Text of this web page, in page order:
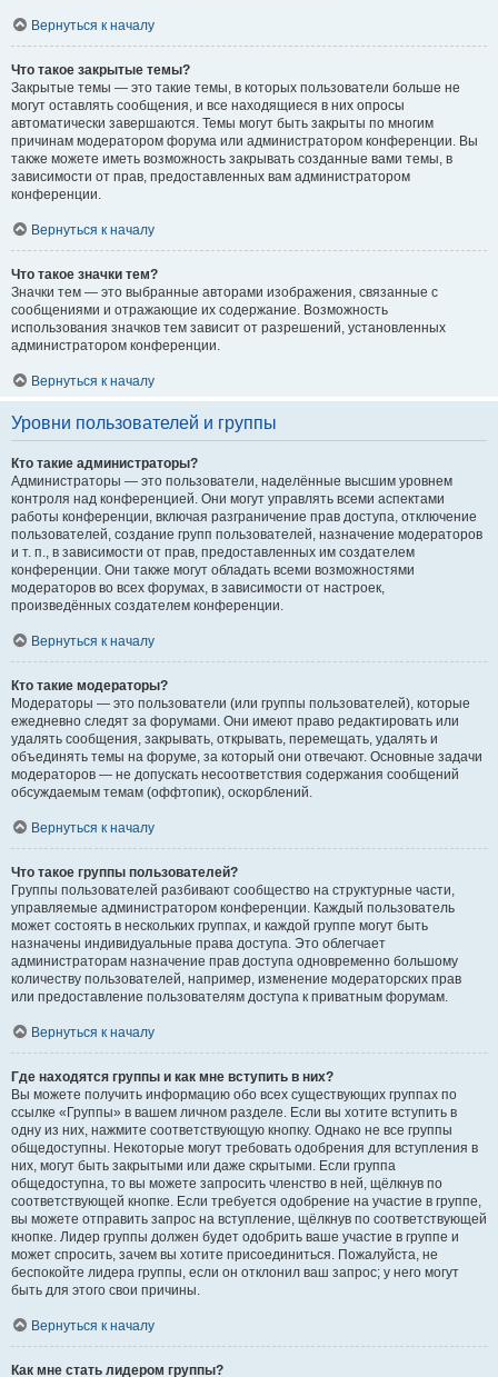
Вернуться к началу
Что такое закрытые темы?
Закрытые темы — это такие темы, в которых пользователи больше не
могут оставлять сообщения, и все находящиеся в них опросы
автоматически завершаются. Темы могут быть закрыты по многим
причинам модератором форума или администратором конференции. Вы
также можете иметь возможность закрывать созданные вами темы, в
зависимости от прав, предоставленных вам администратором
конференции.
Вернуться к началу
Что такое значки тем?
Значки тем — это выбранные авторами изображения, связанные с
сообщениями и отражающие их содержание. Возможность
использования значков тем зависит от разрешений, установленных
администратором конференции.
Вернуться к началу
Уровни пользователей и группы
Кто такие администраторы?
Администраторы — это пользователи, наделённые высшим уровнем
контроля над конференцией. Они могут управлять всеми аспектами
работы конференции, включая разграничение прав доступа, отключение
пользователей, создание групп пользователей, назначение модераторов
и т. п., в зависимости от прав, предоставленных им создателем
конференции. Они также могут обладать всеми возможностями
модераторов во всех форумах, в зависимости от настроек,
произведённых создателем конференции.
Вернуться к началу
Кто такие модераторы?
Модераторы — это пользователи (или группы пользователей), которые
ежедневно следят за форумами. Они имеют право редактировать или
удалять сообщения, закрывать, открывать, перемещать, удалять и
объединять темы на форуме, за который они отвечают. Основные задачи
модераторов — не допускать несоответствия содержания сообщений
обсуждаемым темам (оффтопик), оскорблений.
Вернуться к началу
Что такое группы пользователей?
Группы пользователей разбивают сообщество на структурные части,
управляемые администратором конференции. Каждый пользователь
может состоять в нескольких группах, и каждой группе могут быть
назначены индивидуальные права доступа. Это облегчает
администраторам назначение прав доступа одновременно большому
количеству пользователей, например, изменение модераторских прав
или предоставление пользователям доступа к приватным форумам.
Вернуться к началу
Где находятся группы и как мне вступить в них?
Вы можете получить информацию обо всех существующих группах по
ссылке «Группы» в вашем личном разделе. Если вы хотите вступить в
одну из них, нажмите соответствующую кнопку. Однако не все группы
общедоступны. Некоторые могут требовать одобрения для вступления в
них, могут быть закрытыми или даже скрытыми. Если группа
общедоступна, то вы можете запросить членство в ней, щёлкнув по
соответствующей кнопке. Если требуется одобрение на участие в группе,
вы можете отправить запрос на вступление, щёлкнув по соответствующей
кнопке. Лидер группы должен будет одобрить ваше участие в группе и
может спросить, зачем вы хотите присоединиться. Пожалуйста, не
беспокойте лидера группы, если он отклонил ваш запрос; у него могут
быть для этого свои причины.
Вернуться к началу
Как мне стать лидером группы?